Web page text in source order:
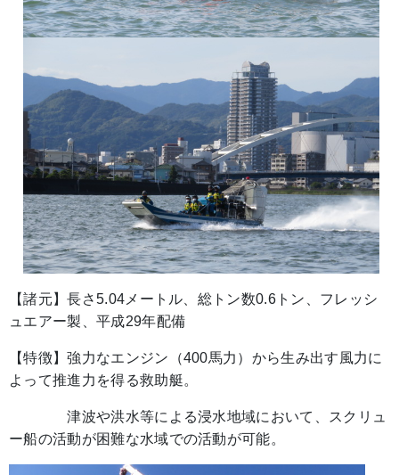
【諸元】長さ5.04メートル、総トン数0.6トン、フレッシ
ュエアー製、平成29年配備
【特徴】強力なエンジン（400馬力）から生み出す風力に
よって推進力を得る救助艇。
津波や洪水等による浸水地域において、スクリュ
ー船の活動が困難な水域での活動が可能。